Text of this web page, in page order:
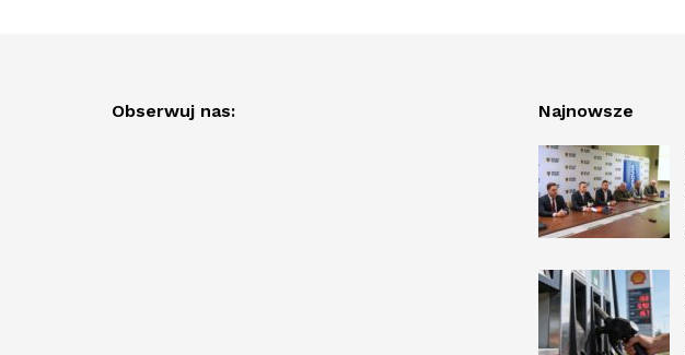
Obserwuj nas: Najnowsze